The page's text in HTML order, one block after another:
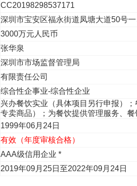
CC20198298537171
深圳市宝安区福永街道凤塘大道50号
3000万元人民币
张华泉
深圳市市场监督管理局
有限责任公司
综合性企事业-综合性企业
兴办餐饮实业（具体项目另行申报）
专卖商品）；为餐饮提供管理服务、
1999年06月24日
有效（年度审核合格）
AAA级信用企业 *
2019年09月25日至2022年09月24日